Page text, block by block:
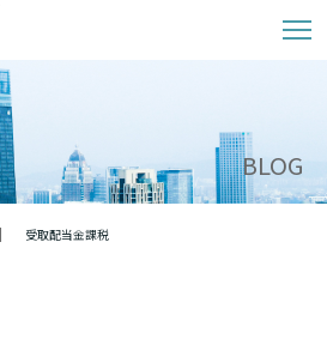
BLOG
受取配当金課税